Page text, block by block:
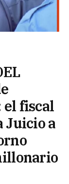
el fiscal
Juicio a